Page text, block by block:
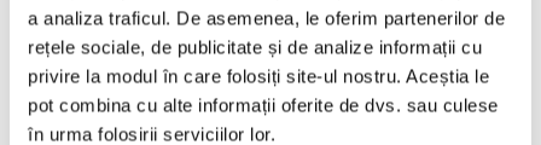
a analiza traficul. De asemenea, le oferim partenerilor de
rețele sociale, de publicitate și de analize informații cu
privire la modul în care folosiți site-ul nostru. Aceștia le
pot combina cu alte informații oferite de dvs. sau culese
în urma folosirii serviciilor lor.
R.E.M. - Monster , (CD)
29,99 Lei
ADAUGA IN COS
Mădălina Manole - Dulce De
Tot, (CD)
99,99 Lei